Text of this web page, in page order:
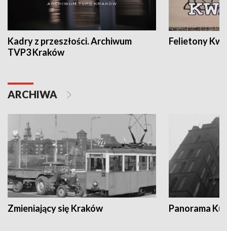
Kadry z przeszłości. Archiwum
TVP3 Kraków
Felietony
ARCHIWA
Zmieniający się Kraków Panorama